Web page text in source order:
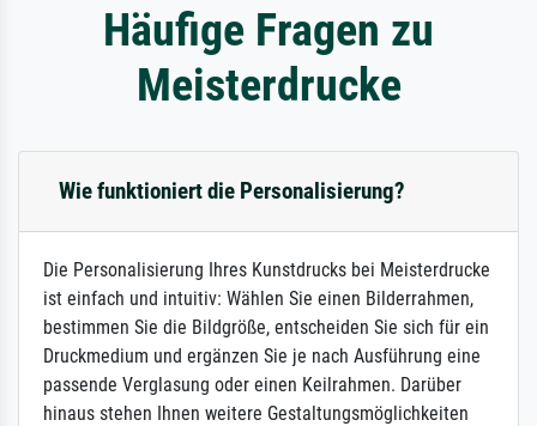
Häufige Fragen zu
Meisterdrucke
Wie funktioniert die Personalisierung?
Die Personalisierung Ihres Kunstdrucks bei Meisterdrucke
ist einfach und intuitiv: Wählen Sie einen Bilderrahmen,
bestimmen Sie die Bildgröße, entscheiden Sie sich für ein
Druckmedium und ergänzen Sie je nach Ausführung eine
passende Verglasung oder einen Keilrahmen. Darüber
hinaus stehen Ihnen weitere Gestaltungsmöglichkeiten